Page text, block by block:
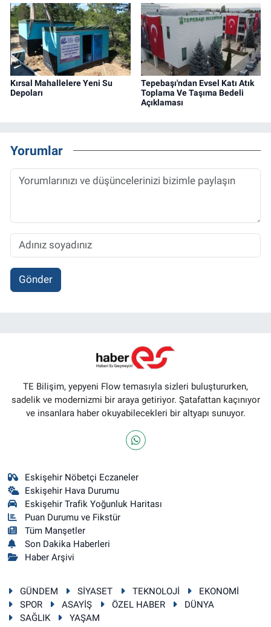
Kırsal Mahallelere Yeni Su
Depoları
Tepebaşı'ndan Evsel Katı Atık
Toplama Ve Taşıma Bedeli
Açıklaması
Yorumlar
Gönder
TE Bilişim, yepyeni Flow temasıyla sizleri buluştururken,
sadelik ve modernizmi bir araya getiriyor. Şatafattan kaçınıyor
ve insanlara haber okuyabilecekleri bir altyapı sunuyor.
Eskişehir Nöbetçi Eczaneler
Eskişehir Hava Durumu
Eskişehir Trafik Yoğunluk Haritası
Puan Durumu ve Fikstür
Tüm Manşetler
Son Dakika Haberleri
Haber Arşivi
GÜNDEM SİYASET TEKNOLOJİ
EKONOMİ
SPOR
ASAYİŞ ÖZEL HABER
DÜNYA
SAĞLIK
YAŞAM